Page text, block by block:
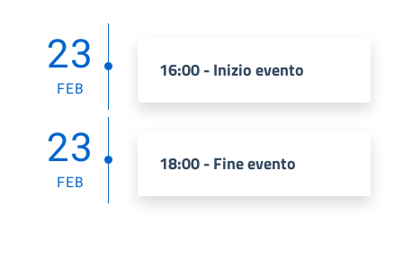
23
FEB
16:00 - Inizio evento
23
FEB
18:00 - Fine evento